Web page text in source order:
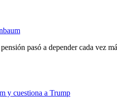
pasó a depender cada vez
y cuestiona a Trump